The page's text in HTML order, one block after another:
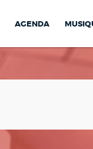
AGENDA